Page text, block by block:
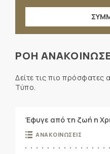
ΡΟΗ
Δείτε τις πιο πρόσφατες
Τύπο.
Έφυγε από τη ζωή η
ΑΝΑΚΟΙΝΩΣΕΙΣ